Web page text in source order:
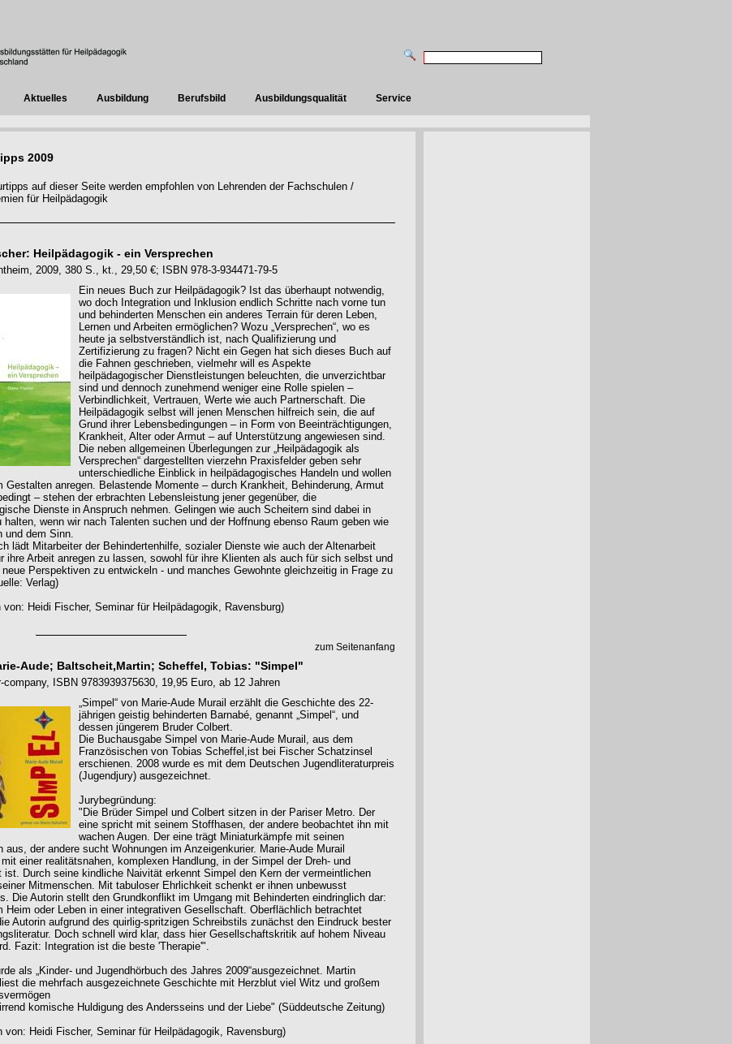
Aktuelles Ausbildung Berufsbild Ausbildungsqualität Service
2009
auf dieser Seite werden empfohlen von Lehrenden der Fachschulen /
für Heilpädagogik
Heilpädagogik - ein Versprechen
2009, 380 S., kt., 29,50 €; ISBN 978-3-934471-79-5
Ein neues Buch zur Heilpädagogik? Ist das überhaupt notwendig,
wo doch Integration und Inklusion endlich Schritte nach vorne tun
und behinderten Menschen ein anderes Terrain für deren Leben,
Lernen und Arbeiten ermöglichen? Wozu „Versprechen“, wo es
heute ja selbstverständlich ist, nach Qualifizierung und
Zertifizierung zu fragen? Nicht ein Gegen hat sich dieses Buch auf
die Fahnen geschrieben, vielmehr will es Aspekte
heilpädagogischer Dienstleistungen beleuchten, die unverzichtbar
sind und dennoch zunehmend weniger eine Rolle spielen –
Verbindlichkeit, Vertrauen, Werte wie auch Partnerschaft. Die
Heilpädagogik selbst will jenen Menschen hilfreich sein, die auf
Grund ihrer Lebensbedingungen – in Form von Beeinträchtigungen,
Krankheit, Alter oder Armut – auf Unterstützung angewiesen sind.
Die neben allgemeinen Überlegungen zur „Heilpädagogik als
Versprechen“ dargestellten vierzehn Praxisfelder geben sehr
unterschiedliche Einblick in heilpädagogisches Handeln und wollen
Gestalten anregen. Belastende Momente – durch Krankheit, Behinderung, Armut
– stehen der erbrachten Lebensleistung jener gegenüber, die
Dienste in Anspruch nehmen. Gelingen wie auch Scheitern sind dabei in
halten, wenn wir nach Talenten suchen und der Hoffnung ebenso Raum geben wie
und dem Sinn.
lädt Mitarbeiter der Behindertenhilfe, sozialer Dienste wie auch der Altenarbeit
ihre Arbeit anregen zu lassen, sowohl für ihre Klienten als auch für sich selbst und
neue Perspektiven zu entwickeln - und manches Gewohnte gleichzeitig in Frage zu
Verlag)
von: Heidi Fischer, Seminar für Heilpädagogik, Ravensburg)
zum Seitenanfang
Aude; Baltscheit,Martin; Scheffel, Tobias: "Simpel"
company, ISBN 9783939375630, 19,95 Euro, ab 12 Jahren
„Simpel“ von Marie-Aude Murail erzählt die Geschichte des 22-
jährigen geistig behinderten Barnabé, genannt „Simpel“, und
dessen jüngerem Bruder Colbert.
Die Buchausgabe Simpel von Marie-Aude Murail, aus dem
Französischen von Tobias Scheffel,ist bei Fischer Schatzinsel
erschienen. 2008 wurde es mit dem Deutschen Jugendliteraturpreis
(Jugendjury) ausgezeichnet.
Jurybegründung:
"Die Brüder Simpel und Colbert sitzen in der Pariser Metro. Der
eine spricht mit seinem Stoffhasen, der andere beobachtet ihn mit
wachen Augen. Der eine trägt Miniaturkämpfe mit seinen
aus, der andere sucht Wohnungen im Anzeigenkurier. Marie-Aude Murail
einer realitätsnahen, komplexen Handlung, in der Simpel der Dreh- und
ist. Durch seine kindliche Naivität erkennt Simpel den Kern der vermeintlichen
Mitmenschen. Mit tabuloser Ehrlichkeit schenkt er ihnen unbewusst
Die Autorin stellt den Grundkonflikt im Umgang mit Behinderten eindringlich dar:
Heim oder Leben in einer integrativen Gesellschaft. Oberflächlich betrachtet
Autorin aufgrund des quirlig-spritzigen Schreibstils zunächst den Eindruck bester
Doch schnell wird klar, dass hier Gesellschaftskritik auf hohem Niveau
Fazit: Integration ist die beste 'Therapie'".
als „Kinder- und Jugendhörbuch des Jahres 2009“ausgezeichnet. Martin
die mehrfach ausgezeichnete Geschichte mit Herzblut viel Witz und großem
komische Huldigung des Andersseins und der Liebe" (Süddeutsche Zeitung)
von: Heidi Fischer, Seminar für Heilpädagogik, Ravensburg)